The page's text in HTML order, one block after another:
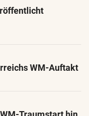
WM-Auftakt